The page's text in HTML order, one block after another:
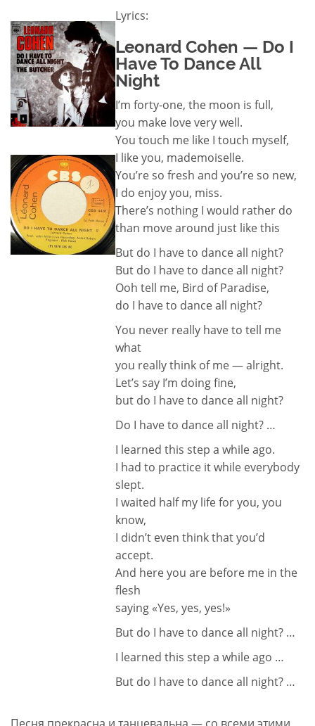
Lyrics:
Leonard Cohen — Do I
Have To Dance All
Night
I’m forty-one, the moon is full,
you make love very well.
You touch me like I touch myself,
I like you, mademoiselle.
You’re so fresh and you’re so new,
I do enjoy you, miss.
There’s nothing I would rather do
than move around just like this
But do I have to dance all night?
But do I have to dance all night?
Ooh tell me, Bird of Paradise,
do I have to dance all night?
You never really have to tell me
what
you really think of me — alright.
Let’s say I’m doing fine,
but do I have to dance all night?
Do I have to dance all night? …
I learned this step a while ago.
I had to practice it while everybody
slept.
I waited half my life for you, you
know,
I didn’t even think that you’d
accept.
And here you are before me in the
flesh
saying «Yes, yes, yes!»
But do I have to dance all night? …
I learned this step a while ago …
But do I have to dance all night? …